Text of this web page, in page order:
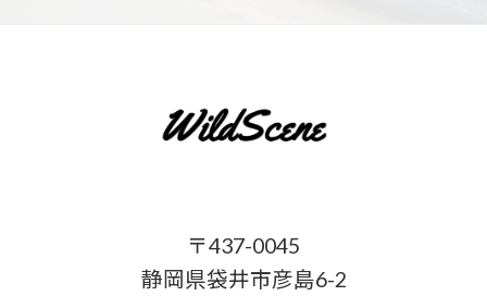
〒437-0045
静岡県袋井市彦島6-2